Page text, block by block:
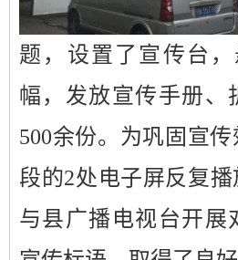
题，设置 了 宣传台
幅，发放宣传手册、
500余份。为巩固宣
段的2处电子屏反复
与县广播电视台开展